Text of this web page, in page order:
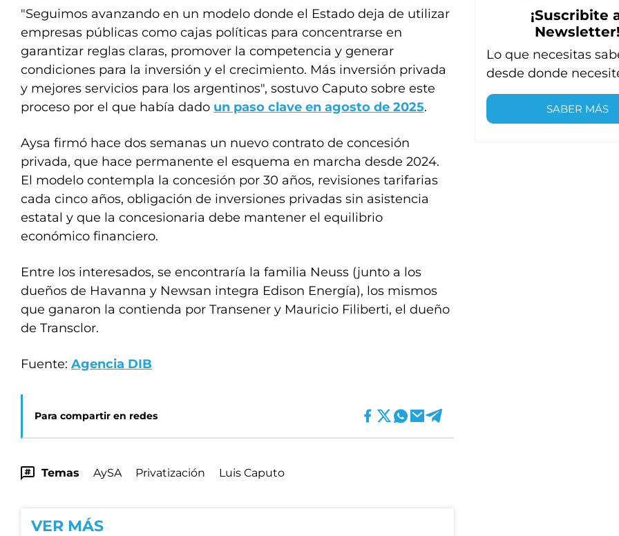
"Seguimos avanzando en un modelo donde el Estado deja de utilizar
empresas públicas como cajas políticas para concentrarse en
garantizar reglas claras, promover la competencia y generar
condiciones para la inversión y el crecimiento. Más inversión privada
y mejores servicios para los argentinos", sostuvo Caputo sobre este
proceso por el que había dado un paso clave en agosto de 2025.
Aysa firmó hace dos semanas un nuevo contrato de concesión
privada, que hace permanente el esquema en marcha desde 2024.
El modelo contempla la concesión por 30 años, revisiones tarifarias
cada cinco años, obligación de inversiones privadas sin asistencia
estatal y que la concesionaria debe mantener el equilibrio
económico financiero.
Entre los interesados, se encontraría la familia Neuss (junto a los
dueños de Havanna y Newsan integra Edison Energía), los mismos
que ganaron la contienda por Transener y Mauricio Filiberti, el dueño
de Transclor.
Fuente: Agencia DIB
Para compartir en redes
Temas AySA Privatización Luis Caputo
VER MÁS
¡Suscribite
Newsletter!
Lo que necesitas
desde donde
SABER MÁS